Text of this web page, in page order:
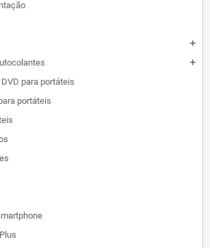
add
add
para portáteis
portáteis